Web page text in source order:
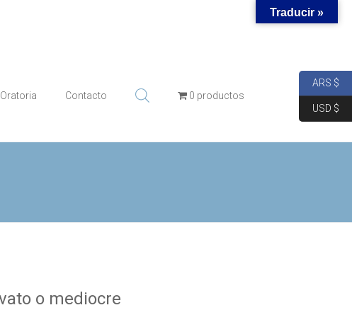
Oratoria Contacto 0 productos
o mediocre
Traducir »
ARS $
USD $